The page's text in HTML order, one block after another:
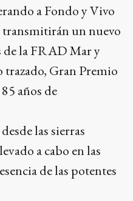
a Fondo y Vivo
un nuevo
de la FRAD Mar y
trazado, Gran Premio
años de
las sierras
a cabo en las
de las potentes